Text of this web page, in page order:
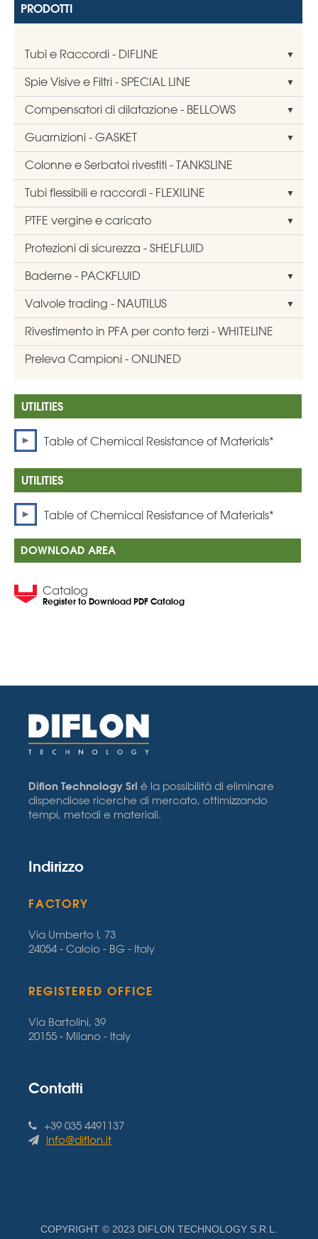
PRODOTTI
Tubi e Raccordi - DIFLINE
Spie Visive e Filtri - SPECIAL LINE
Compensatori di dilatazione - BELLOWS
Guarnizioni - GASKET
Colonne e Serbatoi rivestiti - TANKSLINE
Tubi flessibili e raccordi - FLEXILINE
PTFE vergine e caricato
Protezioni di sicurezza - SHELFLUID
Baderne - PACKFLUID
Valvole trading - NAUTILUS
Rivestimento in PFA per conto terzi - WHITELINE
Preleva Campioni - ONLINED
Table of Chemical Resistance of Materials*
Table of Chemical Resistance of Materials*
DOWNLOAD AREA
Catalog
Register to Download PDF Catalog
Diflon Technology Srl è la possibilità di eliminare
dispendiose ricerche di mercato, ottimizzando
tempi, metodi e materiali.
Indirizzo
FACTORY
Via Umberto I, 73
24054 - Calcio - BG - Italy
REGISTERED OFFICE
Via Bartolini, 39
20155 - Milano - Italy
Contatti
+39 035 4491137
info@diflon.it
COPYRIGHT © 2023 DIFLON TECHNOLOGY S.R.L.